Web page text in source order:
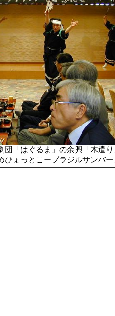
団「はぐるま」の余興「木遣り
ひょっとこーブラジルサンバ